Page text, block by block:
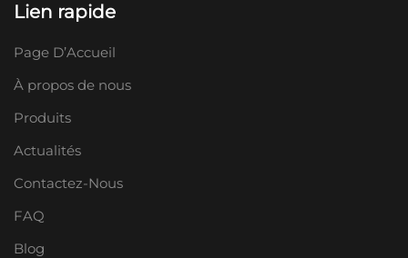
Lien rapide
Page D’Accueil
À propos de nous
Produits
Actualités
Contactez-Nous
FAQ
Blog